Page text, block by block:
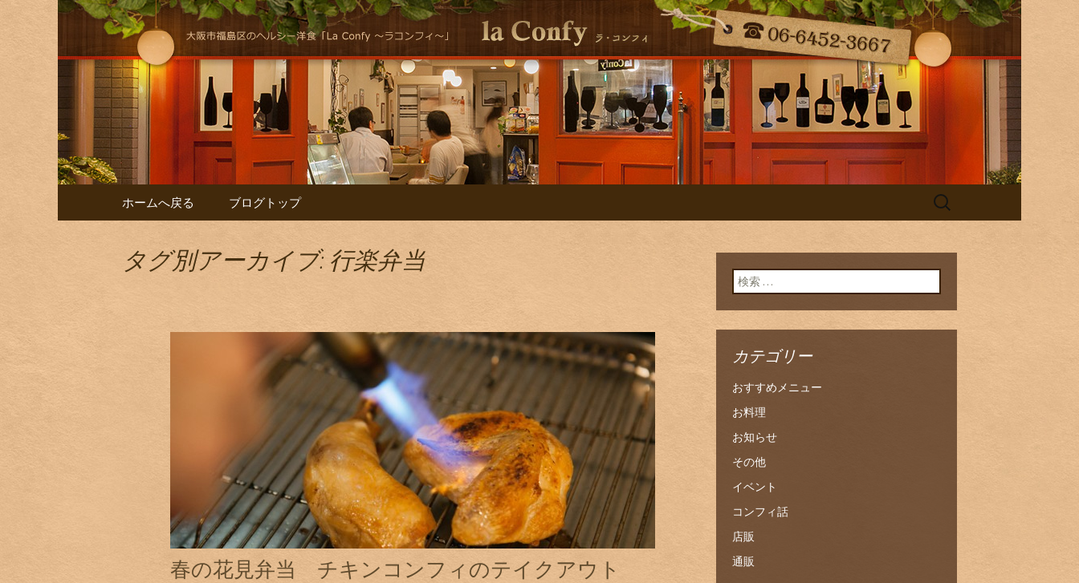
自然派イタリアン la ConfyのStaff Blog
大阪福島にある美味しくヘルシーな自然派イタリアンla Conｆｙ （ラ・コンフィ）の最新情報をお届
けします！
コンテンツへ移動
ホームへ戻る ブログトップ
検
タグ別アーカイブ: 行楽弁当
春の花見弁当 チキンコンフィのテイクアウト
検索:
カテゴリー
おすすめメニュー
お料理
お知らせ
その他
イベント
コンフィ話
店販
通販